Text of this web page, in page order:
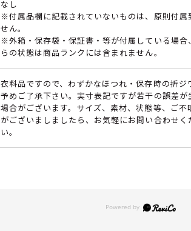
なし
※付属品欄に記載されていないものは、原則付属
せん。
※外箱・保存袋・保証書・等が付属している場合
らの状態は商品ランクには含まれません。
衣料品ですので、わずかなほつれ・保存時の折ジ
予めご了承下さい。実寸表記ですが若干の誤差が
場合がございます。サイズ、素材、状態等、ご不
がございましましたら、お気軽にお問い合わせく
い。